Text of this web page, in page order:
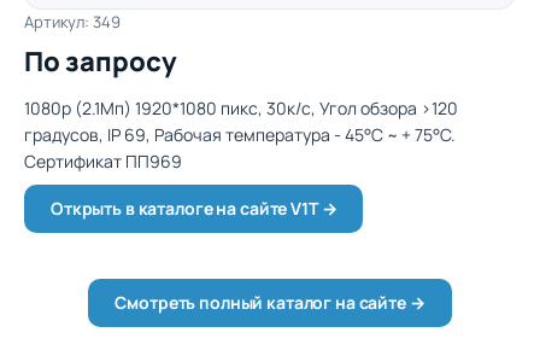
Артикул: 349
По запросу
1080p (2.1Мп) 1920*1080 пикс, 30к/с, Угол обзора >120
градусов, IP 69, Рабочая температура - 45°C ~ + 75°C.
Сертификат ПП969
Открыть в каталоге на сайте V1T →
Смотреть полный каталог на сайте →